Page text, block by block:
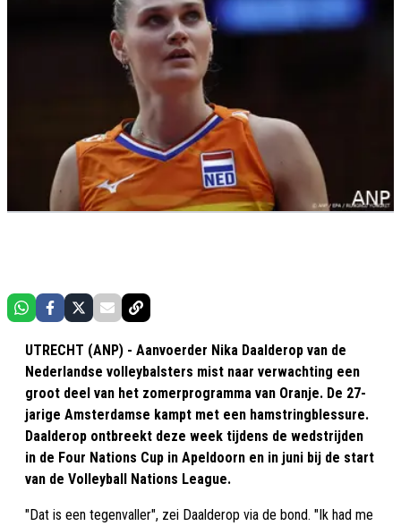
UTRECHT (ANP) - Aanvoerder Nika Daalderop van de
Nederlandse volleybalsters mist naar verwachting een
groot deel van het zomerprogramma van Oranje. De 27-
jarige Amsterdamse kampt met een hamstringblessure.
Daalderop ontbreekt deze week tijdens de wedstrijden
in de Four Nations Cup in Apeldoorn en in juni bij de start
van de Volleyball Nations League.
"Dat is een tegenvaller", zei Daalderop via de bond. "Ik had me